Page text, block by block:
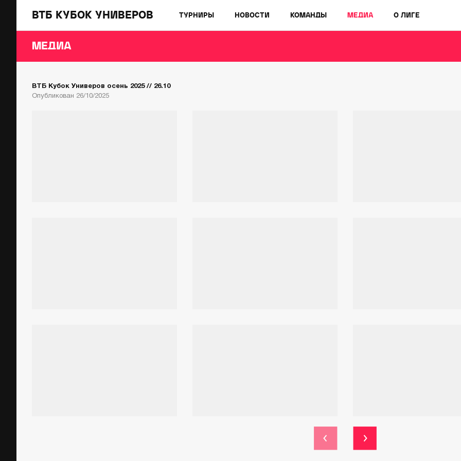
ВТБ КУБОК УНИВЕРОВ ТУРНИРЫ НОВОСТИ КОМАНДЫ МЕДИА О ЛИГЕ
МЕДИА
ВТБ Кубок Универов осень 2025 // 26.10
Опубликован 26/10/2025